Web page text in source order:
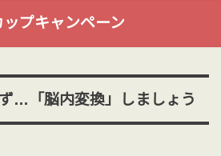
プキャンペーン
…「脳内変換」しましょう